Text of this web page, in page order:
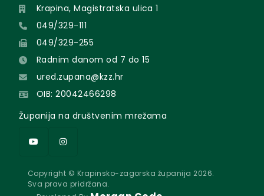
Krapina, Magistratska ulica 1
049/329-111
049/329-255
Radnim danom od 7 do 15
ured.zupana@kzz.hr
OIB: 20042466298
Županija na društvenim mrežama
Copyright © Krapinsko-zagorska županija 2026.
Sva prava pridržana.